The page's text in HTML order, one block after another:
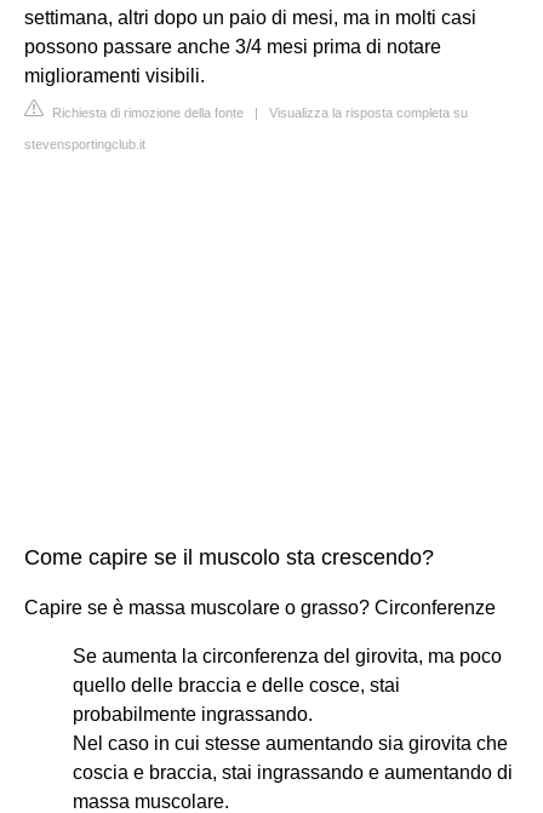
settimana, altri dopo un paio di mesi, ma in molti casi
possono passare anche 3/4 mesi prima di notare
miglioramenti visibili.
Richiesta di rimozione della fonte | Visualizza la risposta completa su
stevensportingclub.it
Come capire se il muscolo sta crescendo?
Capire se è massa muscolare o grasso? Circonferenze
Se aumenta la circonferenza del girovita, ma poco
quello delle braccia e delle cosce, stai
probabilmente ingrassando.
Nel caso in cui stesse aumentando sia girovita che
coscia e braccia, stai ingrassando e aumentando di
massa muscolare.